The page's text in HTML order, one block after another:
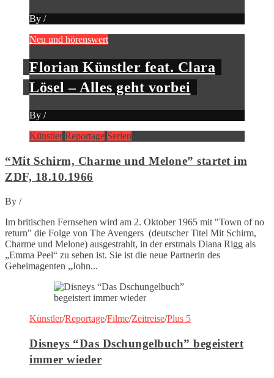
By /
Neu und hörenswert
Florian Künstler feat. Clara
Lösel – Alles geht vorbei
By /
Künstler Reportage Serien
“Mit Schirm, Charme und Melone” startet im
ZDF, 18.10.1966
By /
Im britischen Fernsehen wird am 2. Oktober 1965 mit "Town of no
return" die Folge von The Avengers (deutscher Titel Mit Schirm,
Charme und Melone) ausgestrahlt, in der erstmals Diana Rigg als
„Emma Peel“ zu sehen ist. Sie ist die neue Partnerin des
Geheimagenten „John...
Künstler/Reportage/Filme/Zeitreise/Plus 5
Disneys “Das Dschungelbuch” begeistert
immer wieder